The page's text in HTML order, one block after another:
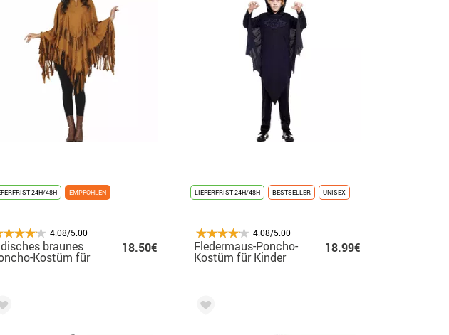
24H/48H EMPFOHLEN
4.08/5.00
braunes
Kostüm für
18.50€
LIEFERFRIST 24H/48H BESTSELLER UNISEX
4.08/5.00
Fledermaus-Poncho-
Kostüm für Kinder
18.99€